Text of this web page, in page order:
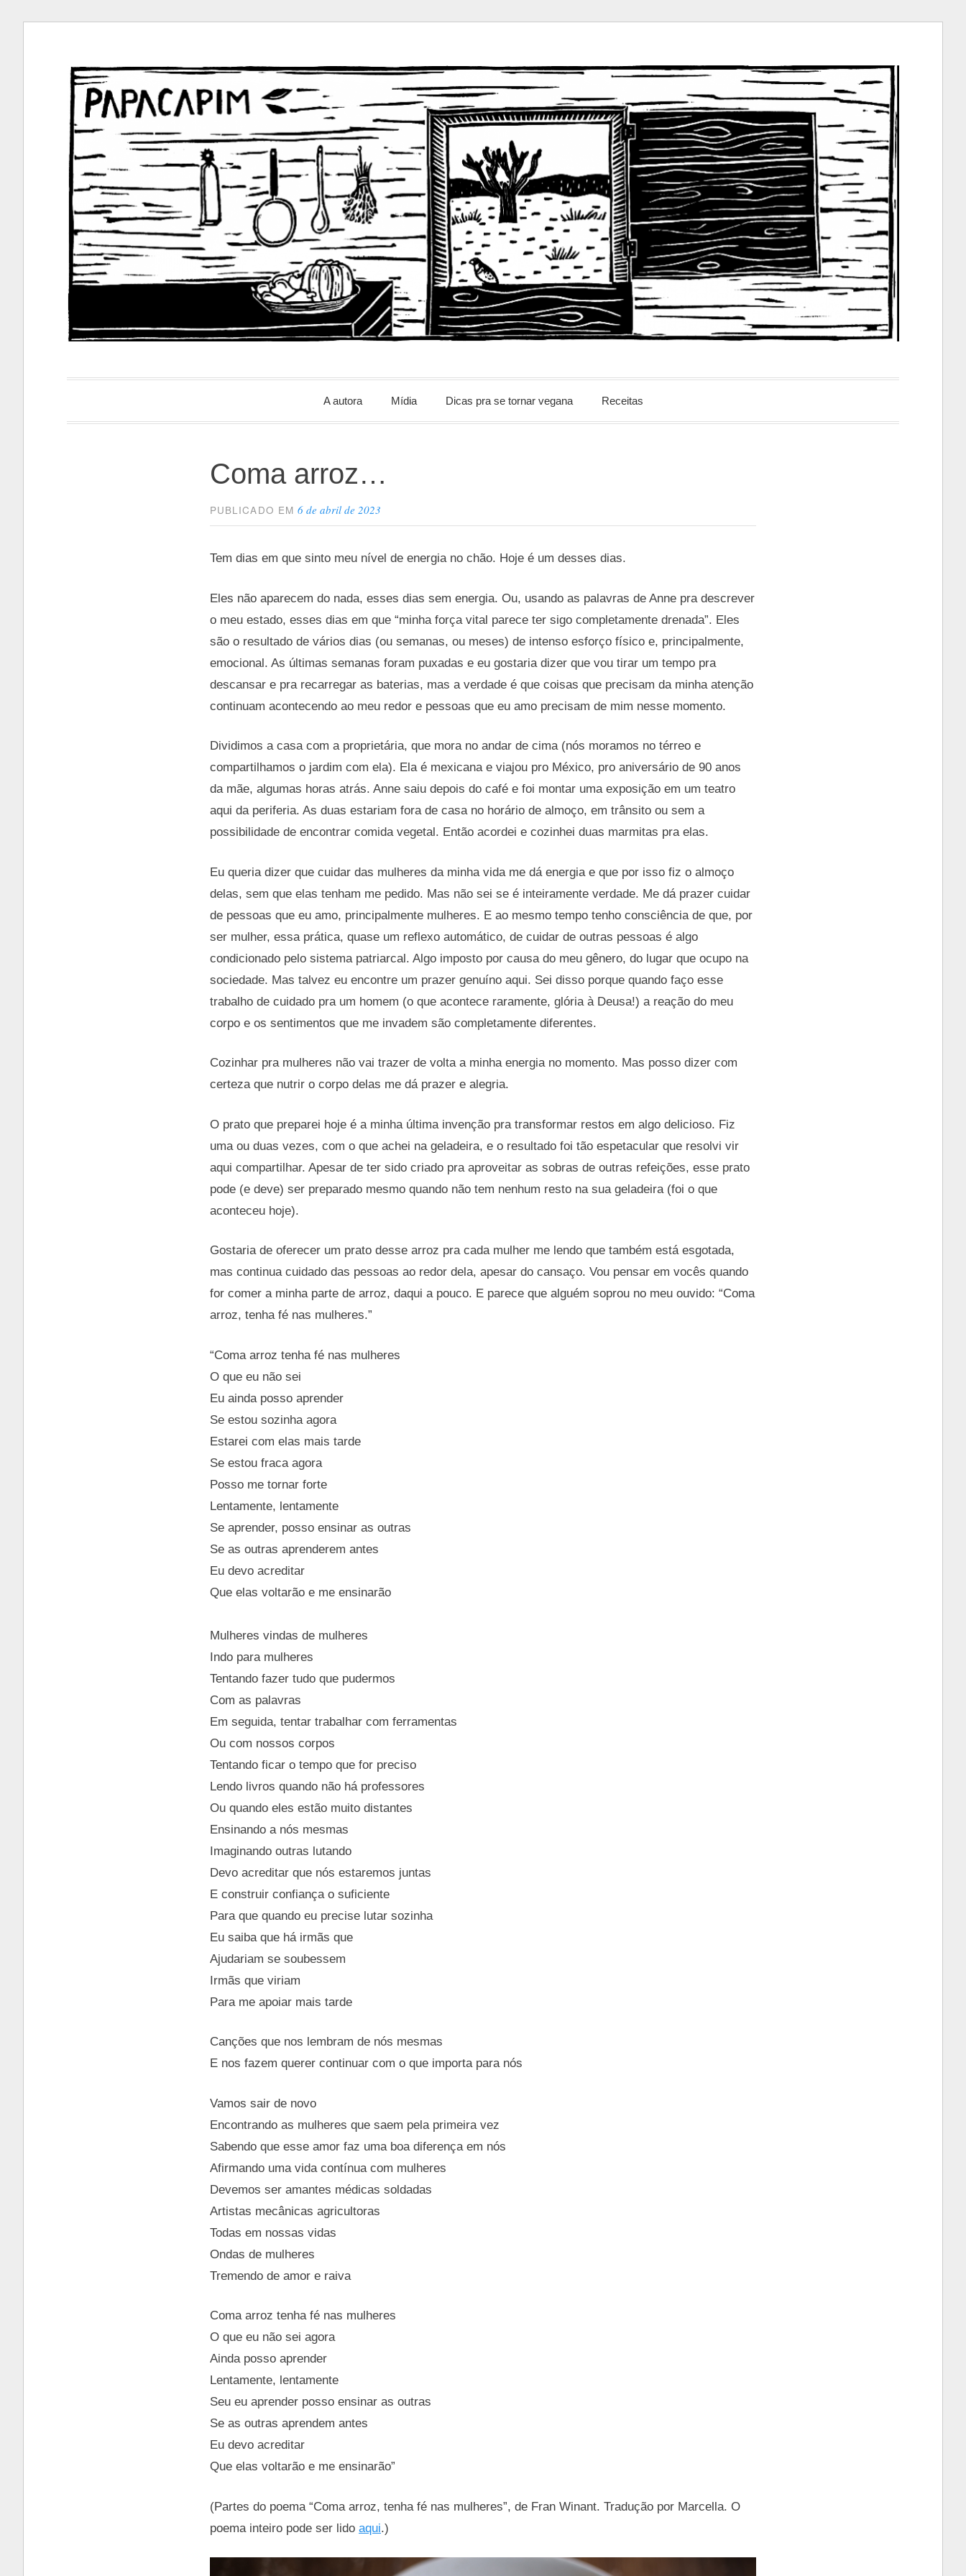
conteúdo
PapacapimA autora Mídia Dicas pra se tornar vegana Receitas
Coma arroz…
PUBLICADO EM6 de abril de 2023
Tem dias em que sinto meu nível de energia no chão. Hoje é um desses dias.
Eles não aparecem do nada, esses dias sem energia. Ou, usando as palavras de Anne pra descrever
o meu estado, esses dias em que “minha força vital parece ter sigo completamente drenada”. Eles
são o resultado de vários dias (ou semanas, ou meses) de intenso esforço físico e, principalmente,
emocional. As últimas semanas foram puxadas e eu gostaria dizer que vou tirar um tempo pra
descansar e pra recarregar as baterias, mas a verdade é que coisas que precisam da minha atenção
continuam acontecendo ao meu redor e pessoas que eu amo precisam de mim nesse momento.
Dividimos a casa com a proprietária, que mora no andar de cima (nós moramos no térreo e
compartilhamos o jardim com ela). Ela é mexicana e viajou pro México, pro aniversário de 90 anos
da mãe, algumas horas atrás. Anne saiu depois do café e foi montar uma exposição em um teatro
aqui da periferia. As duas estariam fora de casa no horário de almoço, em trânsito ou sem a
possibilidade de encontrar comida vegetal. Então acordei e cozinhei duas marmitas pra elas.
Eu queria dizer que cuidar das mulheres da minha vida me dá energia e que por isso fiz o almoço
delas, sem que elas tenham me pedido. Mas não sei se é inteiramente verdade. Me dá prazer cuidar
de pessoas que eu amo, principalmente mulheres. E ao mesmo tempo tenho consciência de que, por
ser mulher, essa prática, quase um reflexo automático, de cuidar de outras pessoas é algo
condicionado pelo sistema patriarcal. Algo imposto por causa do meu gênero, do lugar que ocupo na
sociedade. Mas talvez eu encontre um prazer genuíno aqui. Sei disso porque quando faço esse
trabalho de cuidado pra um homem (o que acontece raramente, glória à Deusa!) a reação do meu
corpo e os sentimentos que me invadem são completamente diferentes.
Cozinhar pra mulheres não vai trazer de volta a minha energia no momento. Mas posso dizer com
certeza que nutrir o corpo delas me dá prazer e alegria.
O prato que preparei hoje é a minha última invenção pra transformar restos em algo delicioso. Fiz
uma ou duas vezes, com o que achei na geladeira, e o resultado foi tão espetacular que resolvi vir
aqui compartilhar. Apesar de ter sido criado pra aproveitar as sobras de outras refeições, esse prato
pode (e deve) ser preparado mesmo quando não tem nenhum resto na sua geladeira (foi o que
aconteceu hoje).
Gostaria de oferecer um prato desse arroz pra cada mulher me lendo que também está esgotada,
mas continua cuidado das pessoas ao redor dela, apesar do cansaço. Vou pensar em vocês quando
for comer a minha parte de arroz, daqui a pouco. E parece que alguém soprou no meu ouvido: “Coma
arroz, tenha fé nas mulheres.”
“Coma arroz tenha fé nas mulheres
O que eu não sei
Eu ainda posso aprender
Se estou sozinha agora
Estarei com elas mais tarde
Se estou fraca agora
Posso me tornar forte
Lentamente, lentamente
Se aprender, posso ensinar as outras
Se as outras aprenderem antes
Eu devo acreditar
Que elas voltarão e me ensinarão
Mulheres vindas de mulheres
Indo para mulheres
Tentando fazer tudo que pudermos
Com as palavras
Em seguida, tentar trabalhar com ferramentas
Ou com nossos corpos
Tentando ficar o tempo que for preciso
Lendo livros quando não há professores
Ou quando eles estão muito distantes
Ensinando a nós mesmas
Imaginando outras lutando
Devo acreditar que nós estaremos juntas
E construir confiança o suficiente
Para que quando eu precise lutar sozinha
Eu saiba que há irmãs que
Ajudariam se soubessem
Irmãs que viriam
Para me apoiar mais tarde
Canções que nos lembram de nós mesmas
E nos fazem querer continuar com o que importa para nós
Vamos sair de novo
Encontrando as mulheres que saem pela primeira vez
Sabendo que esse amor faz uma boa diferença em nós
Afirmando uma vida contínua com mulheres
Devemos ser amantes médicas soldadas
Artistas mecânicas agricultoras
Todas em nossas vidas
Ondas de mulheres
Tremendo de amor e raiva
Coma arroz tenha fé nas mulheres
O que eu não sei agora
Ainda posso aprender
Lentamente, lentamente
Seu eu aprender posso ensinar as outras
Se as outras aprendem antes
Eu devo acreditar
Que elas voltarão e me ensinarão”
(Partes do poema “Coma arroz, tenha fé nas mulheres”, de Fran Winant. Tradução por Marcella. O
poema inteiro pode ser lido aqui.)